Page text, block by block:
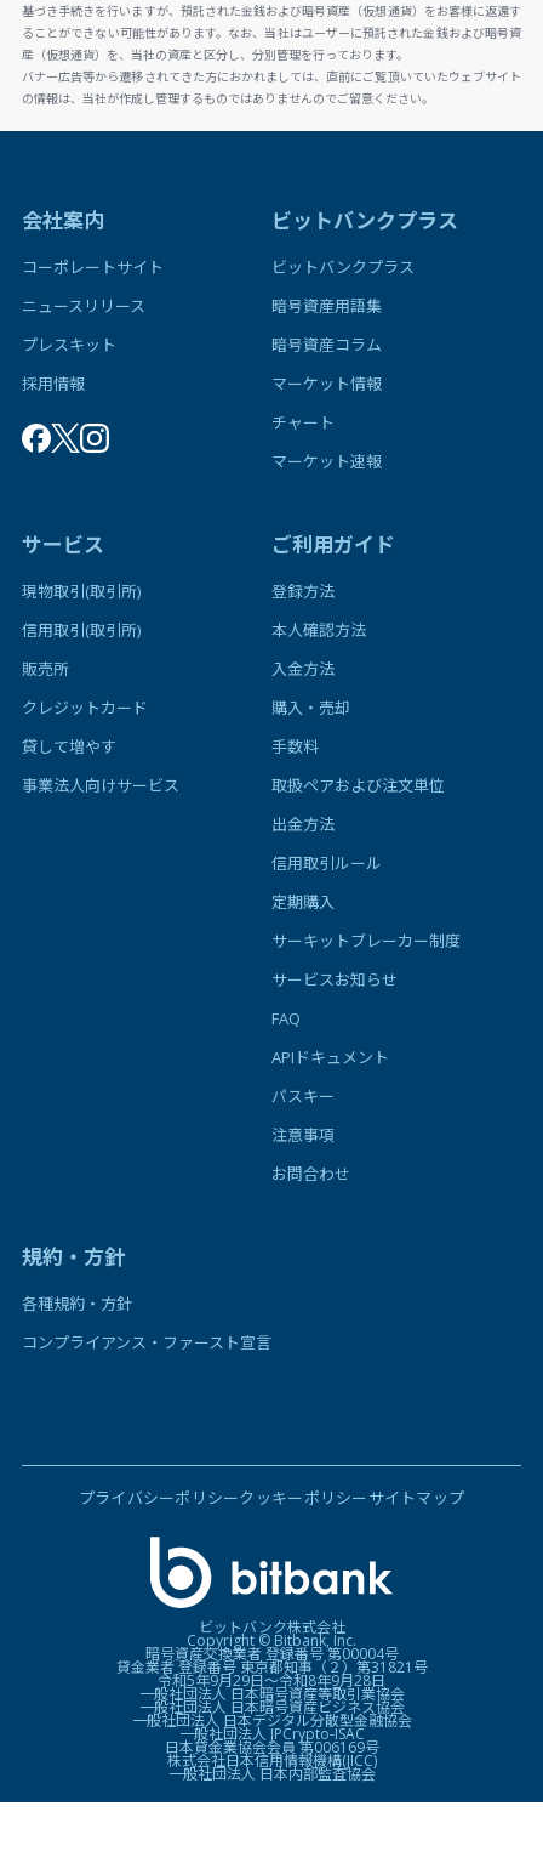
基づき手続きを行いますが、預託された金銭および暗号資産（仮想通貨）をお客様に返還す
ることができない可能性があります。なお、当社はユーザーに預託された金銭および暗号資
産（仮想通貨）を、当社の資産と区分し、分別管理を行っております。
バナー広告等から遷移されてきた方におかれましては、直前にご覧頂いていたウェブサイト
の情報は、当社が作成し管理するものではありませんのでご留意ください。
会社案内
コーポレートサイト
ニュースリリース
プレスキット
採用情報
ビットバンクプラス
ビットバンクプラス
暗号資産用語集
暗号資産コラム
マーケット情報
チャート
マーケット速報
サービス
現物取引(取引所)
信用取引(取引所)
販売所
クレジットカード
貸して増やす
事業法人向けサービス
ご利用ガイド
登録方法
本人確認方法
入金方法
購入・売却
手数料
取扱ペアおよび注文単位
出金方法
信用取引ルール
定期購入
サーキットブレーカー制度
サービスお知らせ
FAQ
APIドキュメント
パスキー
注意事項
お問合わせ
規約・方針
各種規約・方針
コンプライアンス・ファースト宣言
プライバシーポリシークッキーポリシーサイトマップ
ビットバンク株式会社
Copyright © Bitbank, Inc.
暗号資産交換業者 登録番号 第00004号
貸金業者 登録番号 東京都知事（２）第31821号
令和5年9月29日〜令和8年9月28日
一般社団法人 日本暗号資産等取引業協会
一般社団法人 日本暗号資産ビジネス協会
一般社団法人 日本デジタル分散型金融協会
一般社団法人 JPCrypto-ISAC
日本貸金業協会会員 第006169号
株式会社日本信用情報機構(JICC)
一般社団法人 日本内部監査協会